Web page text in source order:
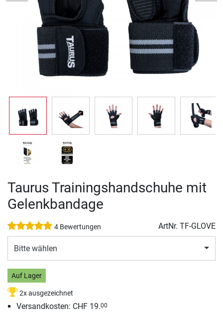
Taurus Trainingshandschuhe mit
Gelenkbandage
4 Bewertungen ArtNr. TF-GLOVE
Bitte wählen
Auf Lager
2x ausgezeichnet
Versandkosten: CHF 19.00